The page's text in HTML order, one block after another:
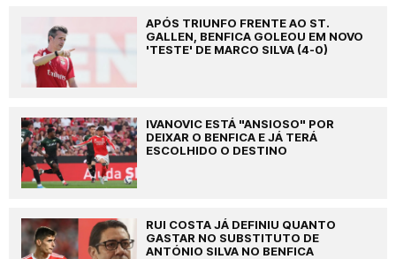
APÓS TRIUNFO FRENTE AO ST.
GALLEN, BENFICA GOLEOU EM NOVO
'TESTE' DE MARCO SILVA (4-0)
IVANOVIC ESTÁ "ANSIOSO" POR
DEIXAR O BENFICA E JÁ TERÁ
ESCOLHIDO O DESTINO
RUI COSTA JÁ DEFINIU QUANTO
GASTAR NO SUBSTITUTO DE
ANTÓNIO SILVA NO BENFICA